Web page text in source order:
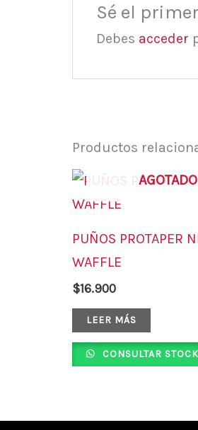
Sé el
Debes acceder
Productos
AGOTADO
PUÑOS PROTAPER
WAFFLE
$16.900
LEER MÁS
CONSULTAR STOCK